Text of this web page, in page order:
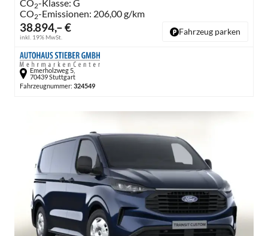
38.894,– €
inkl. 19% MwSt.
CO2-Klasse: G
CO2-Emissionen: 206,00 g/km
Fahrzeug parken
Emerholzweg 5,
70439 Stuttgart
Fahrzeugnummer: 324549